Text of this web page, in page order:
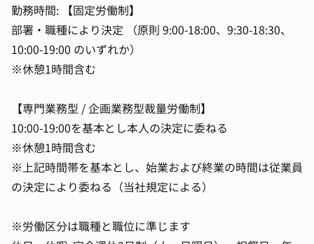
勤務時間: 【固定労働制】
部署・職種により決定 （原則 9:00-18:00、9:30-18:30、
10:00-19:00 のいずれか）
※休憩1時間含む
【専門業務型 / 企画業務型裁量労働制】
10:00-19:00を基本とし本人の決定に委ねる
※休憩1時間含む
※上記時間帯を基本とし、始業および終業の時間は従業員
の決定により委ねる（当社規定による）
※労働区分は職種と職位に準じます